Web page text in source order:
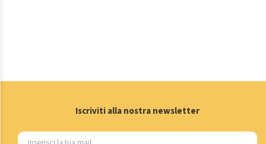
Iscriviti alla nostra newsletter